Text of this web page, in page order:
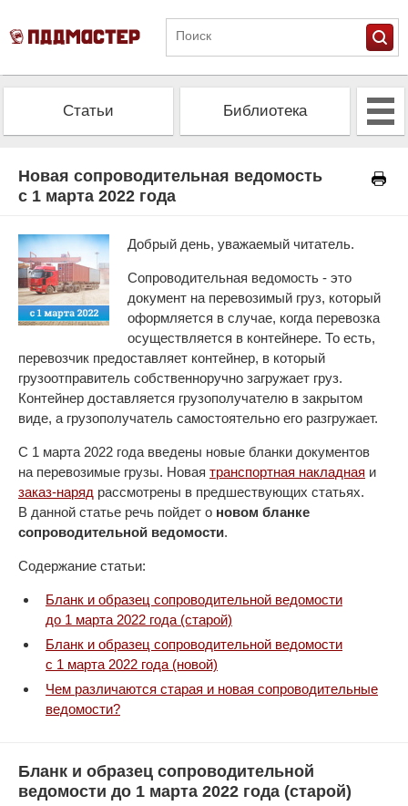
Статьи Библиотека
Новая сопроводительная ведомость
с 1 марта 2022 года
Добрый день, уважаемый читатель.
Сопроводительная ведомость - это
документ на перевозимый груз, который
оформляется в случае, когда перевозка
осуществляется в контейнере. То есть,
перевозчик предоставляет контейнер, в который
грузоотправитель собственноручно загружает груз.
Контейнер доставляется грузополучателю в закрытом
виде, а грузополучатель самостоятельно его разгружает.
С 1 марта 2022 года введены новые бланки документов
на перевозимые грузы. Новая транспортная накладная и
заказ-наряд рассмотрены в предшествующих статьях.
В данной статье речь пойдет о новом бланке
сопроводительной ведомости.
Содержание статьи:
Бланк и образец сопроводительной ведомости
до 1 марта 2022 года (старой)
Бланк и образец сопроводительной ведомости
с 1 марта 2022 года (новой)
Чем различаются старая и новая сопроводительные
ведомости?
Бланк и образец сопроводительной
ведомости до 1 марта 2022 года (старой)